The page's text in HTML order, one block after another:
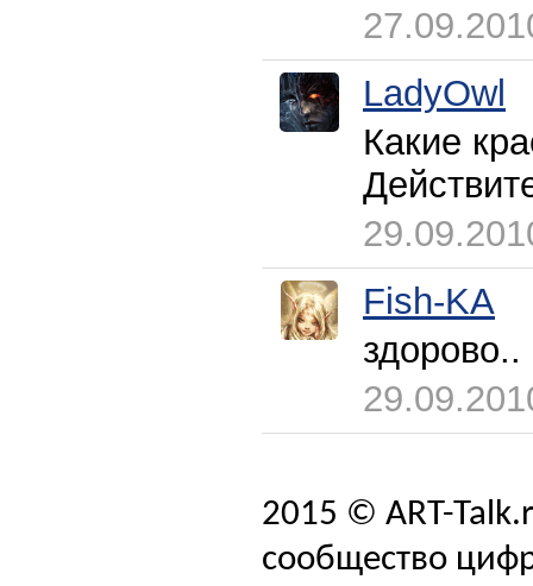
LadyOwl
Какие
Fish-KA
здорово..
2015 © ART-
сообщество